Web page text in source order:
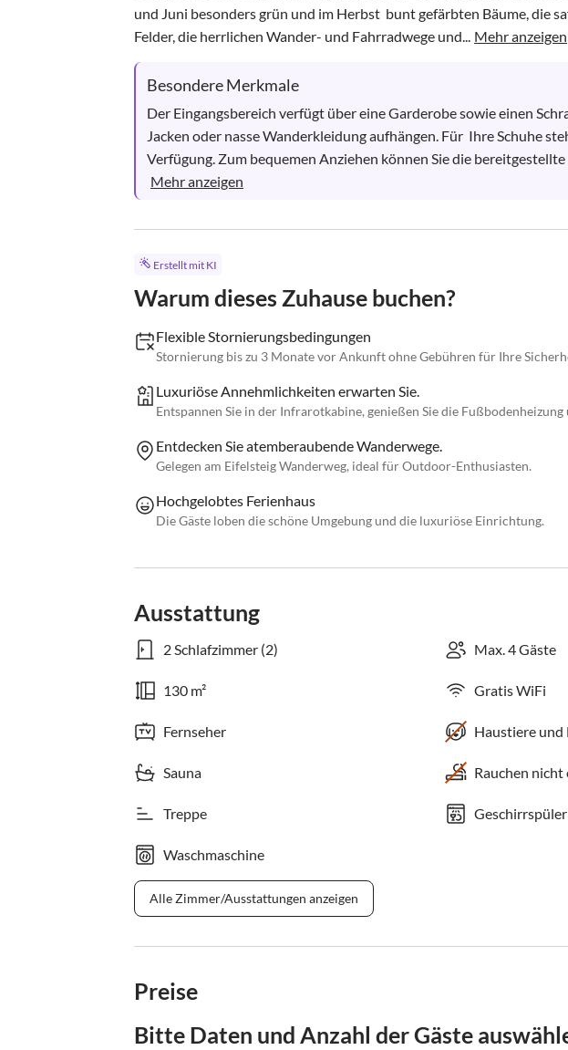
und Juni besonders grün und im Herbst  bunt gefärbten Bäume, die
Felder, die herrlichen Wander- und Fahrradwege und... Mehr anzeigen
Besondere Merkmale
Der Eingangsbereich verfügt über eine Garderobe sowie einen
Jacken oder nasse Wanderkleidung aufhängen. Für  Ihre Schuhe
Verfügung. Zum bequemen Anziehen können Sie die bereitgestellte
Mehr anzeigen
Erstellt mit KI
Warum dieses Zuhause buchen?
Flexible Stornierungsbedingungen
Stornierung bis zu 3 Monate vor Ankunft ohne Gebühren für Ihre
Luxuriöse Annehmlichkeiten erwarten Sie.
Entspannen Sie in der Infrarotkabine, genießen Sie die Fußbodenheizung
Entdecken Sie atemberaubende Wanderwege.
Gelegen am Eifelsteig Wanderweg, ideal für Outdoor-Enthusiasten.
Hochgelobtes Ferienhaus
Die Gäste loben die schöne Umgebung und die luxuriöse Einrichtung.
Ausstattung
2 Schlafzimmer (2) Max. 4 Gäste
130 m² Gratis WiFi
Fernseher Haustiere
Sauna Rauchen
Treppe Geschirrspüler
Waschmaschine
Alle Zimmer/Ausstattungen anzeigen
Preise
Bitte Daten und Anzahl der Gäste